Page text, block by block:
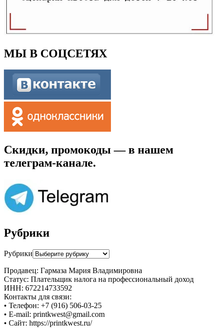
МЫ В СОЦСЕТЯХ
Скидки, промокоды — в нашем
телеграм-канале.
Рубрики
Рубрики
Продавец: Гармаза Мария Владимировна
Статус: Плательщик налога на профессиональный доход
ИНН: 672214733592
Контакты для связи:
• Телефон: +7 (916) 506-03-25
• E-mail: printkwest@gmail.com
• Сайт: https://printkwest.ru/